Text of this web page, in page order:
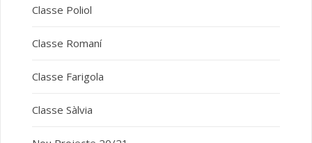
Classe Poliol
Classe Romaní
Classe Farigola
Classe Sàlvia